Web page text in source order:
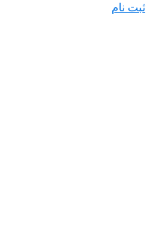
ثبت نام